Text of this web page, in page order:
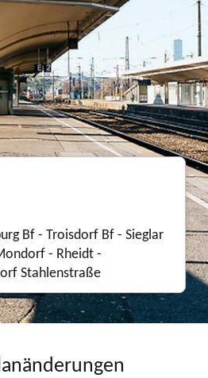
Bf - Troisdorf Bf - Sieglar
- Rheidt -
Stahlenstraße